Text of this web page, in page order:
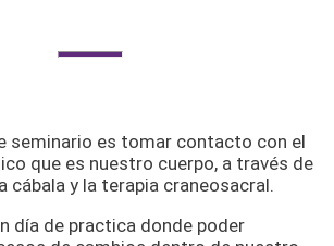
seminario es tomar contacto con el
que es nuestro cuerpo, a través de
cábala y la terapia craneosacral.
día de practica donde poder